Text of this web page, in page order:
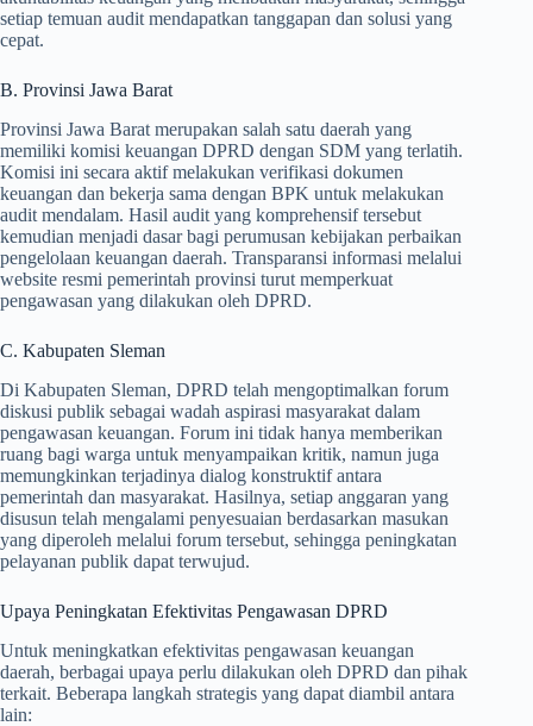
setiap temuan audit mendapatkan tanggapan dan solusi yang
cepat.
B. Provinsi Jawa Barat
Provinsi Jawa Barat merupakan salah satu daerah yang
memiliki komisi keuangan DPRD dengan SDM yang terlatih.
Komisi ini secara aktif melakukan verifikasi dokumen
keuangan dan bekerja sama dengan BPK untuk melakukan
audit mendalam. Hasil audit yang komprehensif tersebut
kemudian menjadi dasar bagi perumusan kebijakan perbaikan
pengelolaan keuangan daerah. Transparansi informasi melalui
website resmi pemerintah provinsi turut memperkuat
pengawasan yang dilakukan oleh DPRD.
C. Kabupaten Sleman
Di Kabupaten Sleman, DPRD telah mengoptimalkan forum
diskusi publik sebagai wadah aspirasi masyarakat dalam
pengawasan keuangan. Forum ini tidak hanya memberikan
ruang bagi warga untuk menyampaikan kritik, namun juga
memungkinkan terjadinya dialog konstruktif antara
pemerintah dan masyarakat. Hasilnya, setiap anggaran yang
disusun telah mengalami penyesuaian berdasarkan masukan
yang diperoleh melalui forum tersebut, sehingga peningkatan
pelayanan publik dapat terwujud.
Upaya Peningkatan Efektivitas Pengawasan DPRD
Untuk meningkatkan efektivitas pengawasan keuangan
daerah, berbagai upaya perlu dilakukan oleh DPRD dan pihak
terkait. Beberapa langkah strategis yang dapat diambil antara
lain: